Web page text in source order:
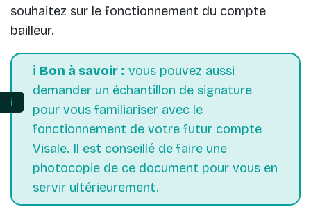
souhaitez sur le fonctionnement du compte
bailleur.
ℹ️ Bon à savoir : vous pouvez aussi
demander un échantillon de signature
pour vous familiariser avec le
fonctionnement de votre futur compte
Visale. Il est conseillé de faire une
photocopie de ce document pour vous en
servir ultérieurement.
ℹ️